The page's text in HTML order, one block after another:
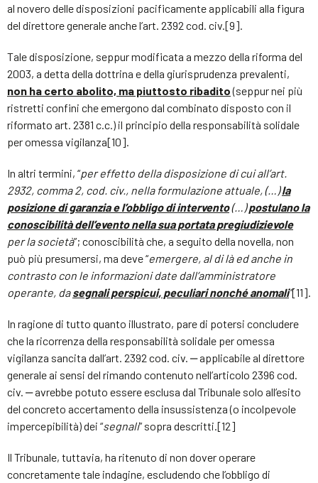
al novero delle disposizioni pacificamente applicabili alla figura
del direttore generale anche l’art. 2392 cod. civ.[9].
Tale disposizione, seppur modificata a mezzo della riforma del
2003, a detta della dottrina e della giurisprudenza prevalenti,
non ha certo abolito, ma piuttosto ribadito(seppur nei più
ristretti confini che emergono dal combinato disposto con il
riformato art. 2381 c.c.) il principio della responsabilità solidale
per omessa vigilanza[10].
In altri termini, “per effetto della disposizione di cui all’art.
2932, comma 2, cod. civ., nella formulazione attuale, (…)la
posizione di garanzia e l’obbligo di intervento(…)postulano la
conoscibilità dell’evento nella sua portata pregiudizievole
per la società”; conoscibilità che, a seguito della novella, non
può più presumersi, ma deve “emergere, al di là ed anche in
contrasto con le informazioni date dall’amministratore
operante, dasegnali perspicui, peculiari nonché anomali”[11].
In ragione di tutto quanto illustrato, pare di potersi concludere
che la ricorrenza della responsabilità solidale per omessa
vigilanza sancita dall’art. 2392 cod. civ. ‒ applicabile al direttore
generale ai sensi del rimando contenuto nell’articolo 2396 cod.
civ. ‒ avrebbe potuto essere esclusa dal Tribunale solo all’esito
del concreto accertamento della insussistenza (o incolpevole
impercepibilità) dei “segnali” sopra descritti.[12]
Il Tribunale, tuttavia, ha ritenuto di non dover operare
concretamente tale indagine, escludendo che l’obbligo di